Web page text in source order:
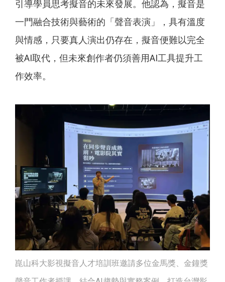
引導學員思考擬音的未來發展。他認為，擬音是
一門融合技術與藝術的「聲音表演」，具有溫度
與情感，只要真人演出仍存在，擬音便難以完全
被AI取代，但未來創作者仍須善用AI工具提升工
作效率。
崑山科大影視擬音人才培訓班邀請多位金馬獎、金鐘獎